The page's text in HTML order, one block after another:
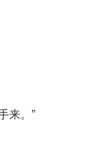
来。”